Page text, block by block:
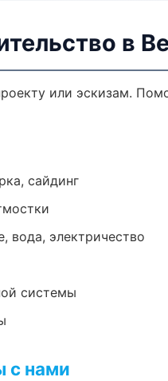
в
или эскизам.
сайдинг
вода, электричество
системы
с нами